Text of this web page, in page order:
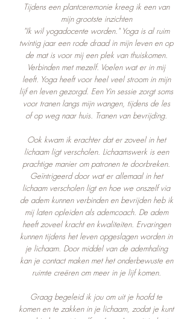
Tijdens een plantceremonie kreeg ik een van
mijn grootste inzichten
"Ik wil yogadocente worden." Yoga is al ruim
twintig jaar een rode draad in mijn leven en op
de mat is voor mij een plek van thuiskomen.
Verbinden met mezelf. Voelen wat er in mij
leeft. Yoga heeft voor heel veel stroom in mijn
lijf en leven gezorgd. Een Yin sessie zorgt soms
voor tranen langs mijn wangen, tijdens de les
of op weg naar huis. Tranen van bevrijding.
Ook kwam ik erachter dat er zoveel in het
lichaam ligt verscholen. Lichaamswerk is een
prachtige manier om patronen te doorbreken.
Geïntrigeerd door wat er allemaal in het
lichaam verscholen ligt en hoe we onszelf via
de adem kunnen verbinden en bevrijden heb ik
mij laten opleiden als ademcoach. De adem
heeft zoveel kracht en kwaliteiten. Ervaringen
kunnen tijdens het leven opgeslagen worden in
je lichaam. Door middel van de ademhaling
kan je contact maken met het onderbewuste en
ruimte creëren om meer in je lijf komen.
Graag begeleid ik jou om uit je hoofd te
komen en te zakken in je lichaam, zodat je kunt